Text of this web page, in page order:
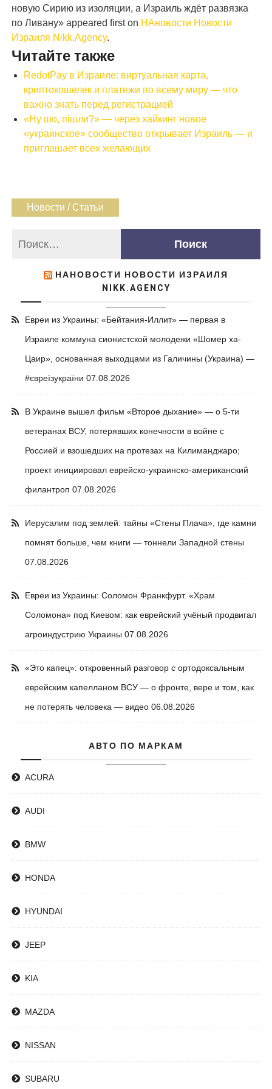
новую Сирию из изоляции, а Израиль ждёт развязка
по Ливану» appeared first on НАновости Новости
Израиля Nikk.Agency.
Читайте также
RedotPay в Израиле: виртуальная карта,
криптокошелек и платежи по всему миру — что
важно знать перед регистрацией
«Ну шо, пішли?» — через хайкинг новое
«украинское» сообщество открывает Израиль — и
приглашает всех желающих
Новости / Статьи
НАНОВОСТИ НОВОСТИ ИЗРАИЛЯ
NIKK.AGENCY
Евреи из Украины: «Бейтания-Иллит» — первая в
Израиле коммуна сионистской молодежи «Шомер ха-
Цаир», основанная выходцами из Галичины (Украина) —
#євреїзукраїни 07.08.2026
В Украине вышел фильм «Второе дыхание» — о 5-ти
ветеранах ВСУ, потерявших конечности в войне с
Россией и взошедших на протезах на Килиманджаро;
проект инициировал еврейско-украинско-американский
филантроп 07.08.2026
Иерусалим под землей: тайны «Стены Плача», где камни
помнят больше, чем книги — тоннели Западной стены
07.08.2026
Евреи из Украины: Соломон Франкфурт. «Храм
Соломона» под Киевом: как еврейский учёный продвигал
агроиндустрию Украины 07.08.2026
«Это капец»: откровенный разговор с ортодоксальным
еврейским капелланом ВСУ — о фронте, вере и том, как
не потерять человека — видео 06.08.2026
АВТО ПО МАРКАМ
ACURA
AUDI
BMW
HONDA
HYUNDAI
JEEP
KIA
MAZDA
NISSAN
SUBARU